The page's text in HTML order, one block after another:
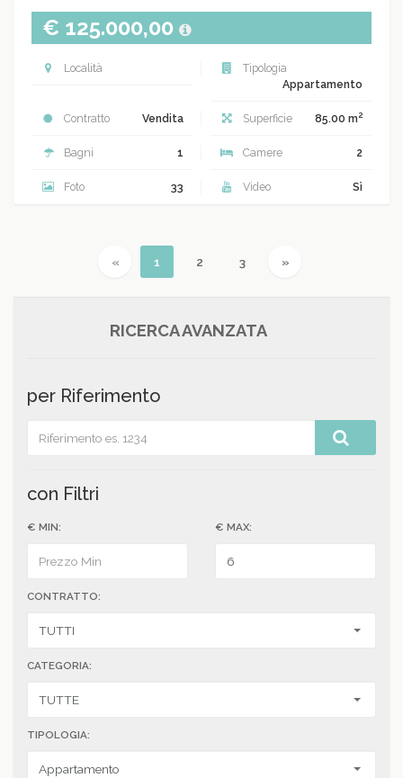
€ 125.000,00
Località
Tipologia
Appartamento
Contratto Vendita Superficie 85.00 m2
Bagni 1 Camere 2
Foto 33 Video Sì
«Previous
1 (current)
2 3 »Next
RICERCA AVANZATA
per Riferimento
con Filtri
€ MIN: € MAX:
CONTRATTO:
CATEGORIA:
TIPOLOGIA: